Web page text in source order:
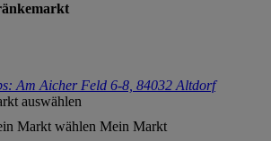
Am Aicher Feld 6-8, 84032 Altdorf
auswählen
Markt wählen Mein Markt